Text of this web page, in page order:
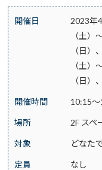
開催日
2023年
（土）
（日）
（土）
（日）
開催時間 10:15
場所 2F スペ
対象 どなた
定員 なし